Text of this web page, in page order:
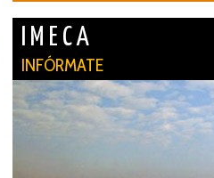
I M E C A
INFÓRMATE